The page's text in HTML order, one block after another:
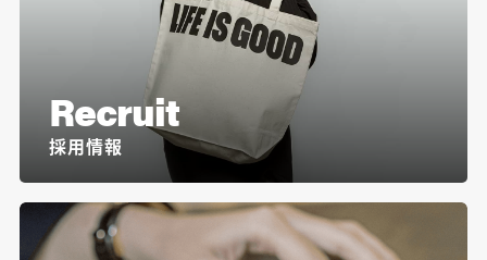
Recruit
採用情報